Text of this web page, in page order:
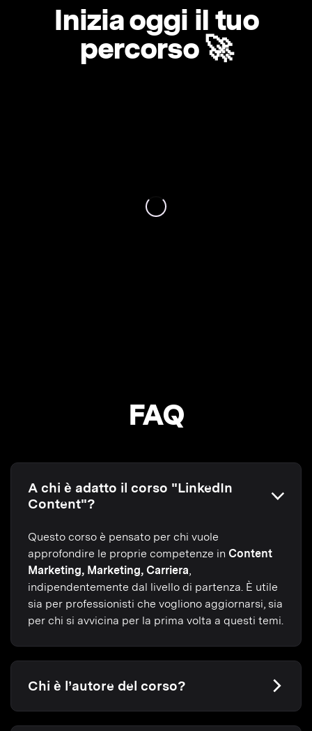
Inizia oggi il tuo
percorso 🚀
FAQ
A chi è adatto il corso "LinkedIn
Content"?
Questo corso è pensato per chi vuole
approfondire le proprie competenze in Content
Marketing, Marketing, Carriera
indipendentemente dal livello di partenza. È utile
sia per professionisti che vogliono aggiornarsi, sia
per chi si avvicina per la prima volta a questi temi.
Chi è l’autore del corso?